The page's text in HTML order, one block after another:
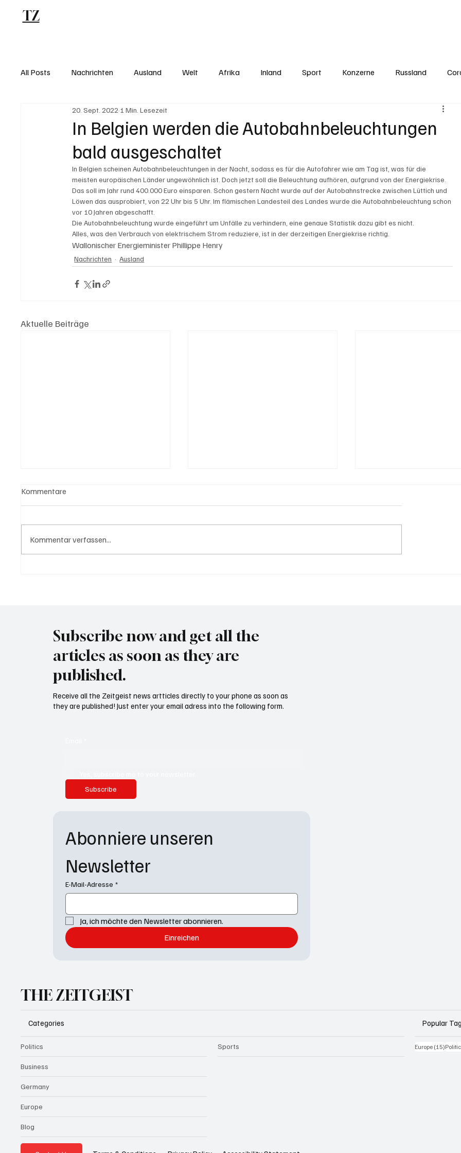
TZ
All Posts Nachrichten Ausland Welt Afrika Inland Sport Konzerne Russland
In Belgien werden die Autobahnbeleuchtungen
bald ausgeschaltet
20. Sept. 2022 1 Min. Lesezeit
In Belgien scheinen Autobahnbeleuchtungen in der Nacht, sodass es für die Autofahrer wie am Tag ist, was für die
meisten europäischen Länder ungewöhnlich ist. Doch jetzt soll die Beleuchtung aufhören, aufgrund von der Energiekrise.
Das soll im Jahr rund 400.000 Euro einsparen. Schon gestern Nacht wurde auf der Autobahnstrecke zwischen Lüttich und
Löwen das ausprobiert, von 22 Uhr bis 5 Uhr. Im flämischen Landesteil des Landes wurde die Autobahnbeleuchtung schon
vor 10 Jahren abgeschafft.
Die Autobahnbeleuchtung wurde eingeführt um Unfälle zu verhindern, eine genaue Statistik dazu gibt es nicht.
Alles, was den Verbrauch von elektrischem Strom reduziere, ist in der derzeitigen Energiekrise richtig.
Wallonischer Energieminister Phillippe Henry
Nachrichten Ausland
Aktuelle Beiträge
Kommentare
Kommentar verfassen...
Subscribe now and get all the
articles as soon as they are
published.
Subscribe
Receive all the Zeitgeist news artticles directly to your phone as soon as
they are published! Just enter your email adress into the following form.
Abonniere unseren
Newsletter
E-Mail-Adresse *
Ja, ich möchte den Newsletter abonnieren.
Einreichen
THE ZEITGEIST
Categories
Politics
Business
Germany
Europe
Blog
Sports
Popular
Europe (15)15